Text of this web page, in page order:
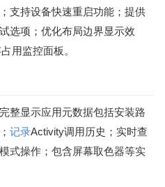
支持设备快速重启功能；提供
选项；优化布局边界显示效
用监控面板。
整显示应用元数据包括安装路
记录Activity调用历史；实时查
式操作；包含屏幕取色器等实